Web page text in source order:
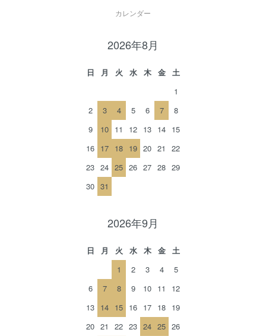
カレンダー
2026年8月
日 月 火 水 木 金
土
1
2
3 4 5 6 7
8
9
10 11 12 13 14 15
16 17 18 19 20 21
22
23 24 25 26 27 28 29
30 31
2026年9月
日 月 火 水 木 金
土
1
2 3 4
5
6
7 8 9 10 11
12
13 14 15 16 17 18 19
20 21 22 23 24 25 26